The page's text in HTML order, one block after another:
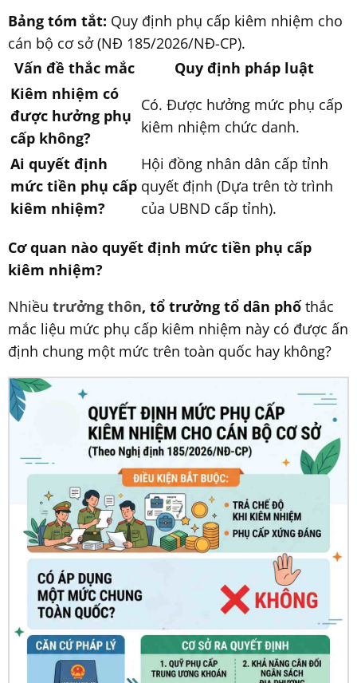
Bảng tóm tắt: Quy định phụ cấp kiêm nhiệm cho
cán bộ cơ sở (NĐ 185/2026/NĐ-CP).
Vấn đề thắc mắc
Quy định pháp luật
Kiêm nhiệm có
được hưởng phụ
cấp không?
Có. Được hưởng mức phụ cấp
kiêm nhiệm chức danh.
Ai quyết định
mức tiền phụ cấp
kiêm nhiệm?
Hội đồng nhân dân cấp tỉnh
quyết định (Dựa trên tờ trình
của UBND cấp tỉnh).
Cơ quan nào quyết định mức tiền phụ cấp
kiêm nhiệm?
Nhiều trưởng thôn, tổ trưởng tổ dân phốthắc
mắc liệu mức phụ cấp kiêm nhiệm này có được ấn
định chung một mức trên toàn quốc hay không?